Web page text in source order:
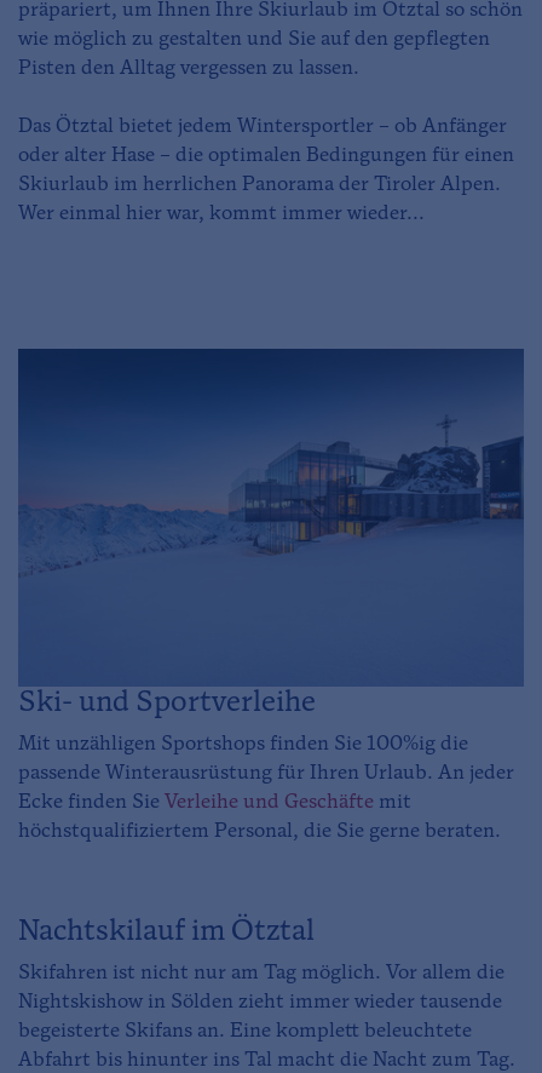
präpariert, um Ihnen Ihre Skiurlaub im Ötztal so schön
wie möglich zu gestalten und Sie auf den gepflegten
Pisten den Alltag vergessen zu lassen.
Das Ötztal bietet jedem Wintersportler – ob Anfänger
oder alter Hase – die optimalen Bedingungen für einen
Skiurlaub im herrlichen Panorama der Tiroler Alpen.
Wer einmal hier war, kommt immer wieder...
Ski- und Sportverleihe
Mit unzähligen Sportshops finden Sie 100%ig die
passende Winterausrüstung für Ihren Urlaub. An jeder
Ecke finden Sie Verleihe und Geschäfte mit
höchstqualifiziertem Personal, die Sie gerne beraten.
Nachtskilauf im Ötztal
Skifahren ist nicht nur am Tag möglich. Vor allem die
Nightskishow in Sölden zieht immer wieder tausende
begeisterte Skifans an. Eine komplett beleuchtete
Abfahrt bis hinunter ins Tal macht die Nacht zum Tag.